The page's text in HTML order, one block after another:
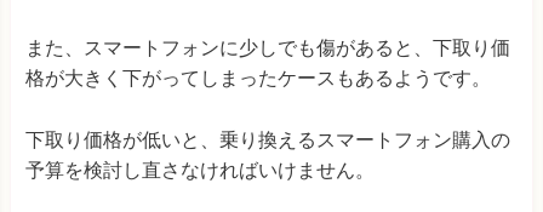
また、スマートフォンに少しでも傷があると、下取り価
格が大きく下がってしまったケースもあるようです。
下取り価格が低いと、乗り換えるスマートフォン購入の
予算を検討し直さなければいけません。